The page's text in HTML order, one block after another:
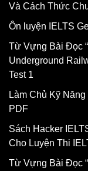
Và Cách Thức
Ôn luyện IELTS
Từ Vựng Bài Đọc
Underground
Test 1
Làm Chủ Kỹ
PDF
Sách Hacker
Cho Luyện Thi
Từ Vựng Bài Đọc